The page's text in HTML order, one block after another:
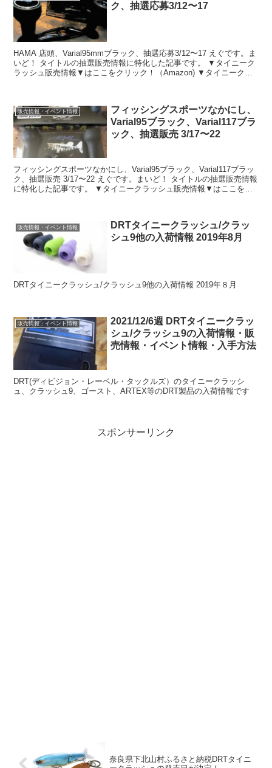
ク、抽選応募3/12〜17
HAMA 店頭、Varial95mmブラック、抽選応募3/12〜17 えぐです。ま
いど！ タイトルの抽選販売情報に特化した記事です。 ▼タイニーク
ラッシュ販売情報▼はここをクリック！（Amazon) ▼タイニークラ
販売情報・イベント情報
フィッシングスポーツなかにし、
Varial95ブラック、Varial117ブラ
ック、抽選販売 3/17〜22
フィッシングスポーツなかにし、Varial95ブラック、Varial117ブラッ
ク、抽選販売 3/17〜22 えぐです。まいど！ タイトルの抽選販売情報
に特化した記事です。 ▼タイニークラッシュ販売情報▼はここをク
販売情報・イベント情報
DRTタイニークラッシュ/クラッ
シュ9他の入荷情報 2019年8月
DRTタイニークラッシュ/クラッシュ9他の入荷情報 2019年８月
販売情報・イベント情報
2021/12/6週 DRTタイニークラッ
シュ/クラッシュ9の入荷情報・販
売情報・イベント情報・入手方法
DRT(ディビジョン・レーベル・タックルズ）のタイニークラッシ
ュ、クラッシュ9、ゴースト、ARTEX等のDRT製品の入荷情報です
スポンサーリンク
奈良県下北山村ふるさと納税DRTタイニ